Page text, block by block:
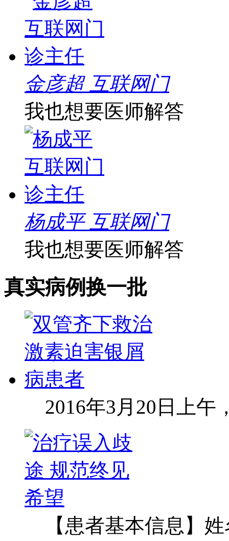
金彦超 互联网门
我也想要医师解答
杨成平 互联网门
我也想要医师解答
真实病例换一批
2016年3月20日上午
【患者基本信息】